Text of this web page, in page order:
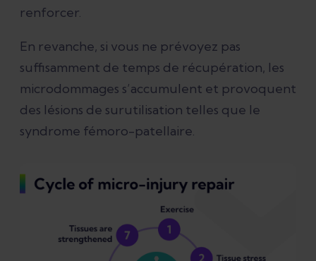
renforcer.
En revanche, si vous ne prévoyez pas
suffisamment de temps de récupération, les
microdommages s’accumulent et provoquent
des lésions de surutilisation telles que le
syndrome fémoro-patellaire.